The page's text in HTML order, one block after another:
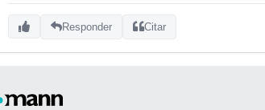
Responder Citar